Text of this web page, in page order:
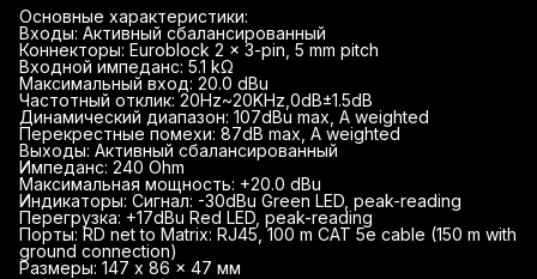
Основные характеристики:
Входы: Активный сбалансированный
Коннекторы: Euroblock 2 x 3-pin, 5 mm pitch
Входной импеданс: 5.1 kΩ
Максимальный вход: 20.0 dBu
Частотный отклик: 20Hz~20KHz,0dB±1.5dB
Динамический диапазон: 107dBu max, A weighted
Перекрестные помехи: 87dB max, A weighted
Выходы: Активный сбалансированный
Импеданс: 240 Ohm
Максимальная мощность: +20.0 dBu
Индикаторы: Сигнал: -30dBu Green LED, peak-reading
Перегрузка: +17dBu Red LED, peak-reading
Порты: RD net to Matrix: RJ45, 100 m CAT 5e cable (150 m with
ground connection)
Размеры: 147 x 86 x 47 мм